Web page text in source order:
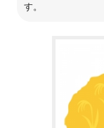
す。